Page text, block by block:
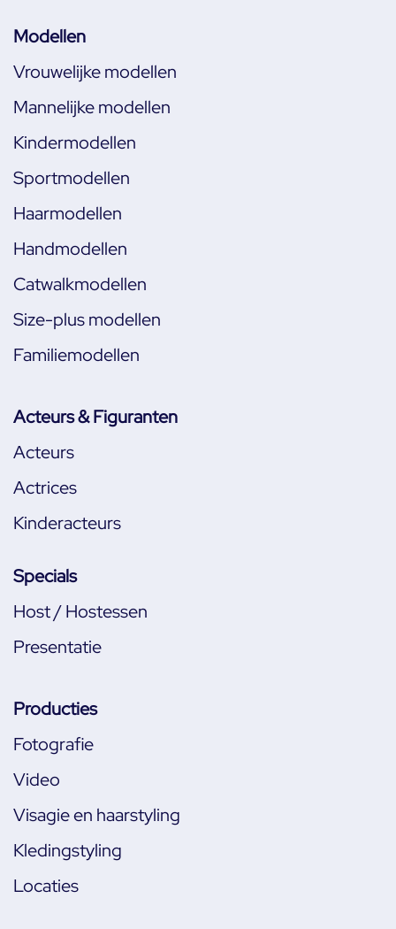
Modellen
Vrouwelijke modellen
Mannelijke modellen
Kindermodellen
Sportmodellen
Haarmodellen
Handmodellen
Catwalkmodellen
Size-plus modellen
Familiemodellen
Acteurs & Figuranten
Acteurs
Actrices
Kinderacteurs
Specials
Host / Hostessen
Presentatie
Producties
Fotografie
Video
Visagie en haarstyling
Kledingstyling
Locaties